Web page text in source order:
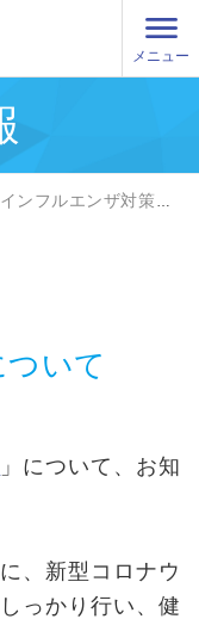
メニュー
インフルエンザ対策について (安全衛生委員会より）
ついて
」について、お知
、新型コロナウ
っかり行い、健